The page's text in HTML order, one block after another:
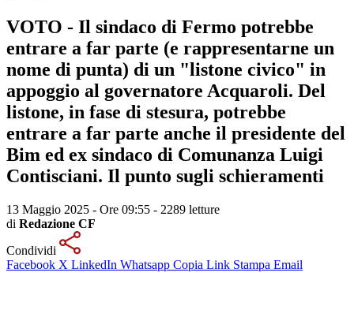
VOTO - Il sindaco di Fermo potrebbe
entrare a far parte (e rappresentarne un
nome di punta) di un "listone civico" in
appoggio al governatore Acquaroli. Del
listone, in fase di stesura, potrebbe
entrare a far parte anche il presidente del
Bim ed ex sindaco di Comunanza Luigi
Contisciani. Il punto sugli schieramenti
13 Maggio 2025 - Ore 09:55 - 2289 letture
di Redazione CF
Condividi
Facebook X LinkedIn Whatsapp Copia Link Stampa Email